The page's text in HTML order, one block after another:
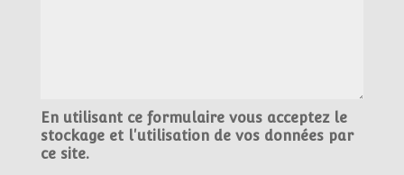
En utilisant ce formulaire vous acceptez le
stockage et l'utilisation de vos données par
ce site.